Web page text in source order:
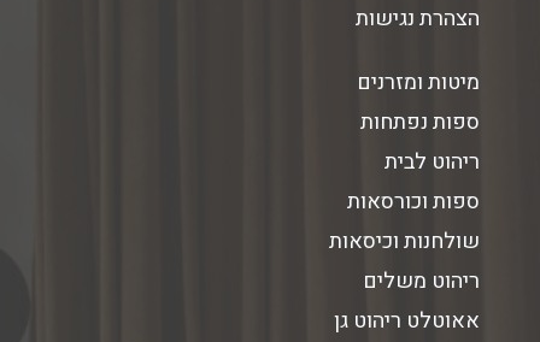
הצהרת נגישות
מיטות ומזרנים
ספות נפתחות
ריהוט לבית
ספות וכורסאות
שולחנות וכיסאות
ריהוט משלים
אאוטלט ריהוט גן